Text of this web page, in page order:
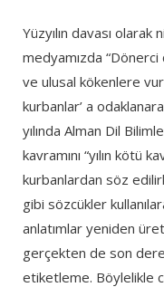
Yüzyılın davası olarak
medyamızda “Dönerci
ve ulusal kökenlere
kurbanlar’ a
yılında Alman Dil
kavramını “yılın kötü
kurbanlardan söz
gibi sözcükler
anlatımlar yeniden
gerçekten de son
etiketleme. Böylelikle